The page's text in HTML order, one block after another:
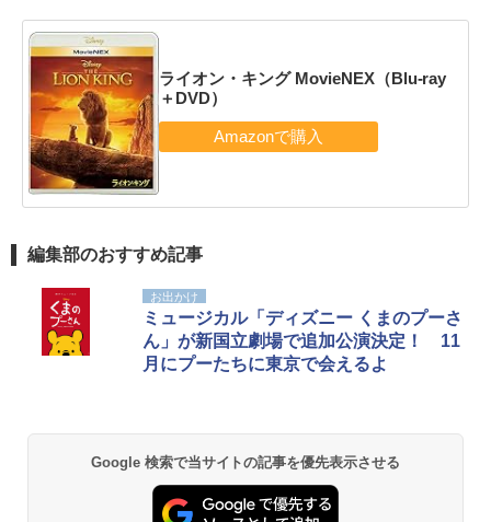
ライオン・キング MovieNEX（Blu-ray
＋DVD）
編集部のおすすめ記事
お出かけ
ミュージカル「ディズニー くまのプーさ
ん」が新国立劇場で追加公演決定！ 11
月にプーたちに東京で会えるよ
Google 検索で当サイトの記事を優先表示させる